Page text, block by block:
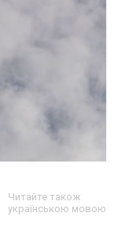
Читайте також
українською мовою